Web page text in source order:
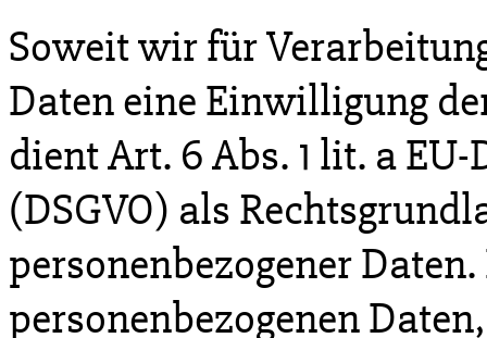
Soweit wir für
Daten eine Einwilligung
dient Art. 6 Abs. 1 lit. a
(DSGVO) als
personenbezogener
personenbezogenen